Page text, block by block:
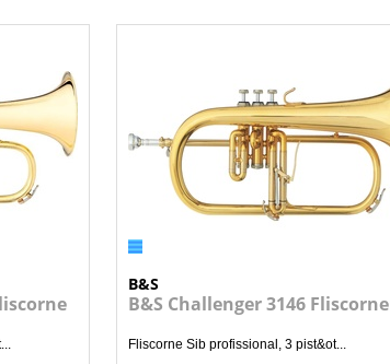
B&S
B&S Challenger 3146 Fliscorne
Fliscorne Sib profissional, 3 pist&ot...